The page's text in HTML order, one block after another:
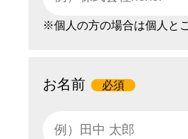
※個人の方の場合は個人と
お名前 必須